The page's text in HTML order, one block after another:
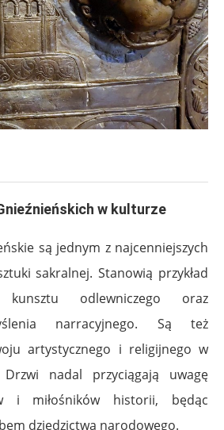
w kulturze
są jednym z najcenniejszych
sakralnej. Stanowią przykład
kunsztu odlewniczego oraz
narracyjnego. Są też
artystycznego i religijnego w
nadal przyciągają uwagę
i miłośników historii, będąc
dziedzictwa narodowego.